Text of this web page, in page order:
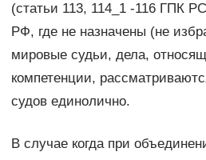
(статьи 113, 114_1 -116 ГПК
РФ, где не назначены (не
мировые судьи, дела,
компетенции,
судов единолично.
В случае когда при